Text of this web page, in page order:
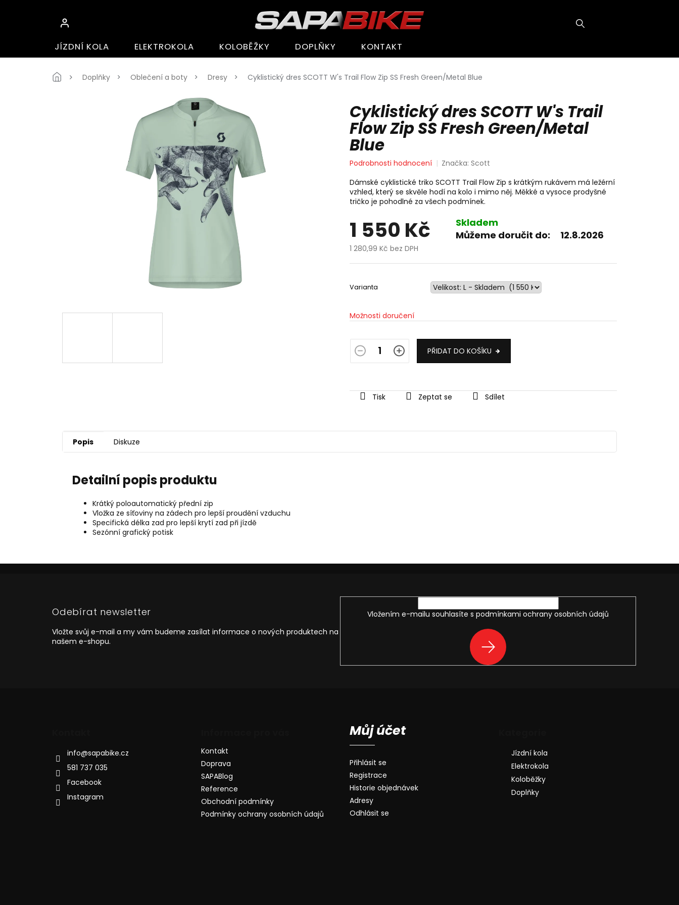
JÍZDNÍ KOLA ELEKTROKOLA KOLOBĚŽKY DOPLŇKY KONTAKT
DomůDoplňky Oblečení a boty Dresy Cyklistický dres SCOTT W's Trail Flow Zip SS Fresh Green/Metal Blue
Cyklistický dres SCOTT W's Trail
Flow Zip SS Fresh Green/Metal
Blue
Průměrné
produktu
je
0,0
hvězdiček.
Podrobnosti hodnocení Značka:Scott
Dámské cyklistické triko SCOTT Trail Flow Zip s krátkým rukávem má ležérní
vzhled, který se skvěle hodí na kolo i mimo něj. Měkké a vysoce prodyšné
tričko je pohodlné za všech podmínek.
1 550 Kč
Skladem
Můžeme doručit do:
12.8.2026
1 280,99 Kč bez DPH
Měrná
Varianta
Možnosti doručení
PŘIDAT DO KOŠÍKU
Tisk Zeptat se Sdílet
Popis Diskuze
Detailní popis produktu
Krátký poloautomatický přední zip
Vložka ze síťoviny na zádech pro lepší proudění vzduchu
Specifická délka zad pro lepší krytí zad při jízdě
Sezónní grafický potisk
Odebírat newsletter
Vložte svůj e-mail a my vám budeme zasílat informace o nových produktech na
našem e-shopu.
Vložením e-mailu souhlasíte s podmínkami ochrany osobních údajů
PŘIHLÁSIT
SE
info@sapabike.cz
581 737 035
Facebook
Instagram
Kontakt
Doprava
SAPABlog
Reference
Obchodní podmínky
Podmínky ochrany osobních údajů
Můj účet
Přihlásit se
Registrace
Historie objednávek
Adresy
Odhlásit se
Jízdní kola
Elektrokola
Koloběžky
Doplňky